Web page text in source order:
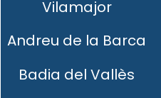
Vilamajor
Andreu de la Barca
Badia del Vallès